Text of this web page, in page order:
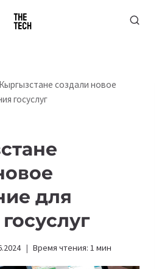
создали новое
госуслуг
для
Время чтения: 1 мин